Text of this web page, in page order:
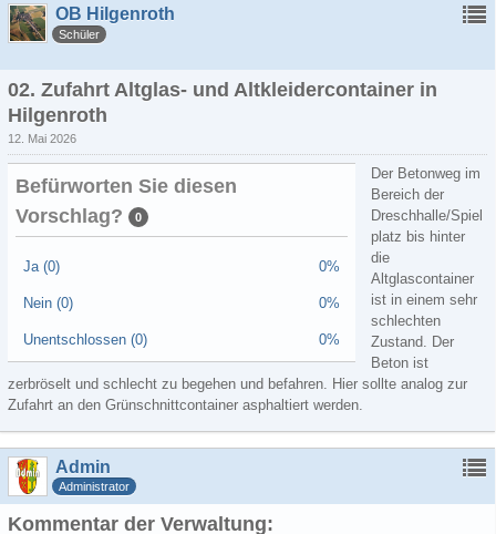
OB Hilgenroth
Schüler
02. Zufahrt Altglas- und Altkleidercontainer in
Hilgenroth
12. Mai 2026
Befürworten Sie diesen
Vorschlag?
0
Ja (0) 0%
Nein (0) 0%
Unentschlossen (0) 0%
Der Betonweg im
Bereich der
Dreschhalle/Spiel
platz bis hinter
die
Altglascontainer
ist in einem sehr
schlechten
Zustand. Der
Beton ist
zerbröselt und schlecht zu begehen und befahren. Hier sollte analog zur
Zufahrt an den Grünschnittcontainer asphaltiert werden.
Admin
Administrator
Kommentar der Verwaltung: